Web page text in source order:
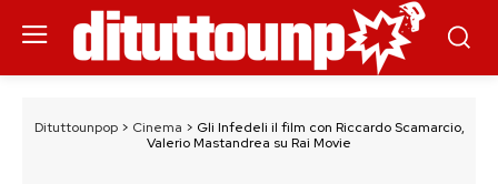
Dituttounpop> Cinema > Gli Infedeli il film con Riccardo Scamarcio,
Valerio Mastandrea su Rai Movie